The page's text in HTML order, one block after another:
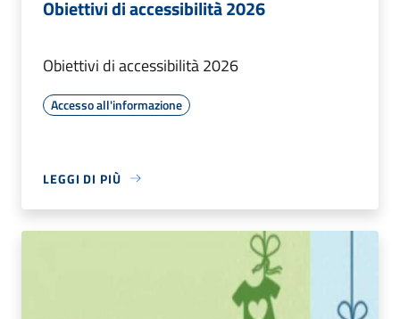
Obiettivi di accessibilità 2026
Obiettivi di accessibilità 2026
Accesso all'informazione
LEGGI DI PIÙ